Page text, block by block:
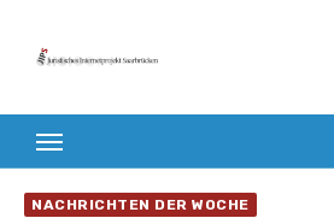
Inhalt
NACHRICHTEN DER WOCHE